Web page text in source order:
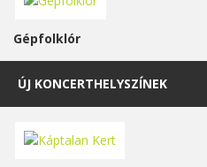
Gépfolklór
ÚJ KONCERTHELYSZÍNEK